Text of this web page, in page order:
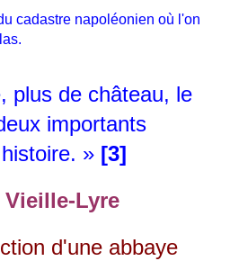
cadastre napoléonien où l'on
de château, le
importants
» [3]
Lyre
d'une abbaye